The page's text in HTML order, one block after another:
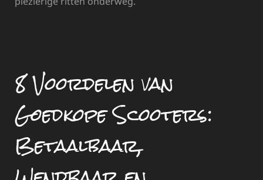
8 Voordelen van
Goedkope Scooters:
Betaalbaar,